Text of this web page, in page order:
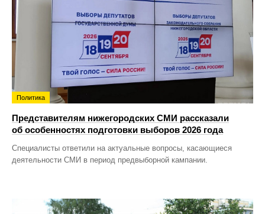
Политика
Представителям нижегородских СМИ рассказали
об особенностях подготовки выборов 2026 года
Специалисты ответили на актуальные вопросы, касающиеся
деятельности СМИ в период предвыборной кампании.